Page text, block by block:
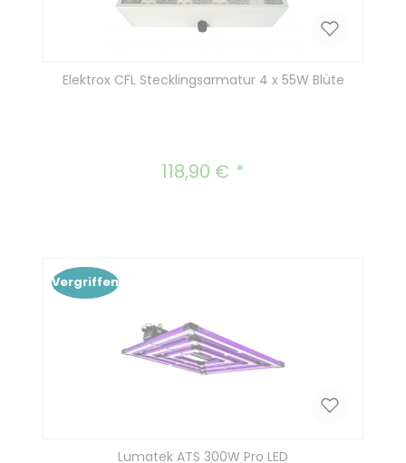
Elektrox CFL Stecklingsarmatur 4 x 55W Blüte
Regulärer Preis:
118,90 €
Vergriffen
Lumatek ATS 300W Pro LED